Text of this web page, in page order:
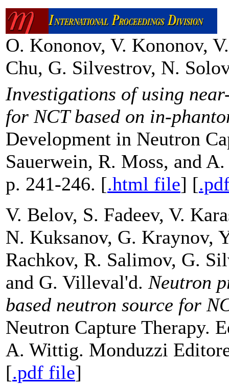
O. Kononov, V. Kononov,
Chu, G. Silvestrov, N.
Investigations of using
for NCT based on in-
Development in Neutron
Sauerwein, R. Moss, and
p. 241-246. [.html file] [
V. Belov, S. Fadeev, V.
N. Kuksanov, G. Kraynov,
Rachkov, R. Salimov, G.
and G. Villeval'd. Neutron
based neutron source for
Neutron Capture Therapy.
A. Wittig. Monduzzi
[.pdf file]